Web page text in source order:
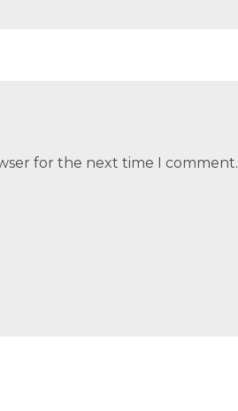
for the next time I comment.